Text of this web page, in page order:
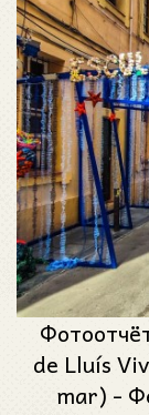
de Lluís
mar) -